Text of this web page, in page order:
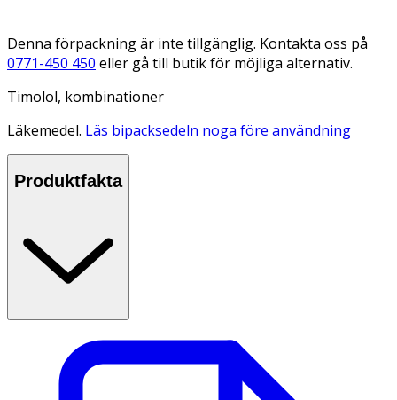
Denna förpackning är inte tillgänglig. Kontakta oss på
0771-450 450 eller gå till butik för möjliga alternativ.
Timolol, kombinationer
Läkemedel. Läs bipacksedeln noga före användning
Produktfakta